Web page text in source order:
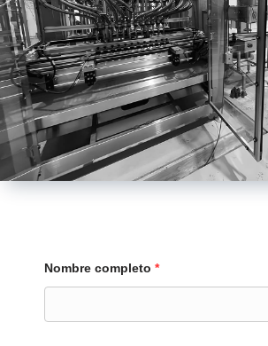
Nombre completo *